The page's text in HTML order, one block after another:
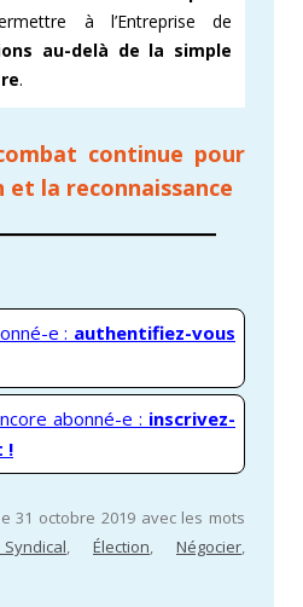
à l’Entreprise de
au-delà de la simple
.
continue pour
et la reconnaissance
e : authentifiez-vous
abonné-e : inscrivez-
!
31 octobre 2019 avec les mots
, Élection, Négocier,